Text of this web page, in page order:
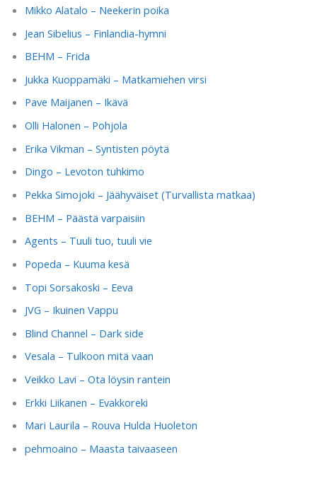
Mikko Alatalo – Neekerin poika
Jean Sibelius – Finlandia-hymni
BEHM – Frida
Jukka Kuoppamäki – Matkamiehen virsi
Pave Maijanen – Ikävä
Olli Halonen – Pohjola
Erika Vikman – Syntisten pöytä
Dingo – Levoton tuhkimo
Pekka Simojoki – Jäähyväiset (Turvallista matkaa)
BEHM – Päästä varpaisiin
Agents – Tuuli tuo, tuuli vie
Popeda – Kuuma kesä
Topi Sorsakoski – Eeva
JVG – Ikuinen Vappu
Blind Channel – Dark side
Vesala – Tulkoon mitä vaan
Veikko Lavi – Ota löysin rantein
Erkki Liikanen – Evakkoreki
Mari Laurila – Rouva Hulda Huoleton
pehmoaino – Maasta taivaaseen